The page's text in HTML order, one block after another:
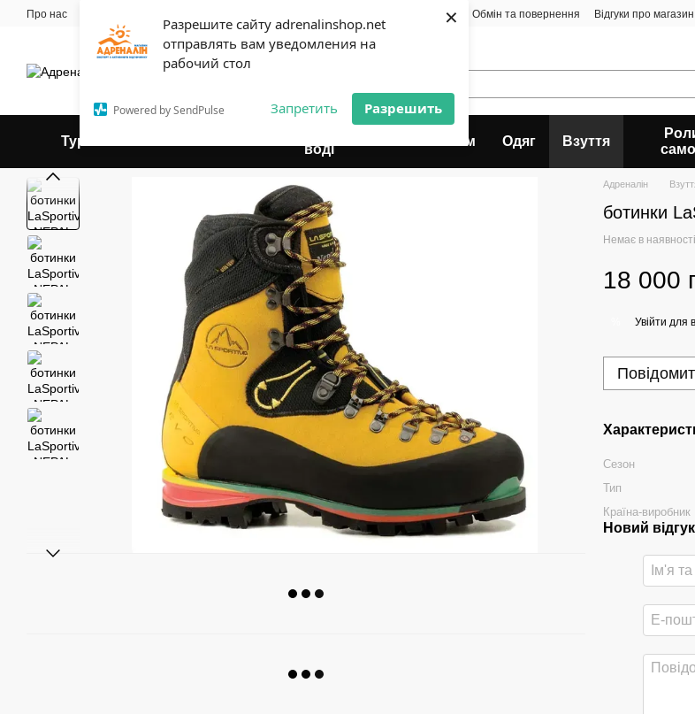
Разрешите сайту adrenalinshop.net
отправлять вам уведомления на
рабочий стол
Powered by SendPulse Запретить Разрешить
×
Перейти до основного контенту
Про нас Оплата і доставка Обмін та повернення Відгуки про магазин
Угода користувача
Експерт твого відпочинку
Туризм
воді
Альпінізм Одяг Взуття
Адреналін
ботинки
Немає в наявності
18 000
Увійти для
Сезон
Тип
Країна-виробник
Новий